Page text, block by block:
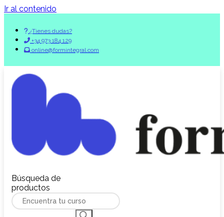
Ir al contenido
¿Tienes dudas?
+34 973 184 129
online@formintegral.com
Búsqueda de
productos